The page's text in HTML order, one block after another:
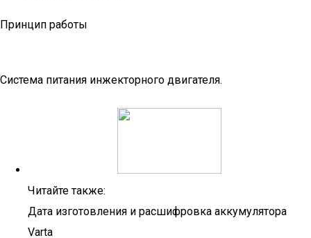
Принцип работы
Система питания инжекторного двигателя.
Читайте также:
Дата изготовления и расшифровка аккумулятора
Varta